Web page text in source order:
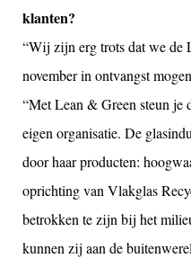
klanten?
“Wij zijn erg trots dat we de
november in ontvangst
“Met Lean & Green steun je
eigen organisatie. De
door haar producten:
oprichting van Vlakglas
betrokken te zijn bij het
kunnen zij aan de